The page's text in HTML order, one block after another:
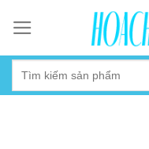
content